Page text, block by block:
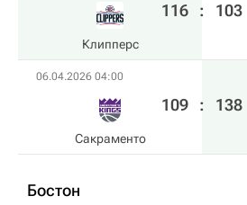
Клипперс
116 : 103
06.04.2026 04:00
Сакраменто
109 : 138
Бостон